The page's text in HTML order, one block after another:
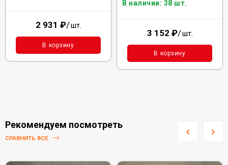
2 931 ₽/шт.
В корзину
В наличии: 38 шт.
3 152 ₽/шт.
В корзину
Рекомендуем посмотреть
СРАВНИТЬ ВСЕ